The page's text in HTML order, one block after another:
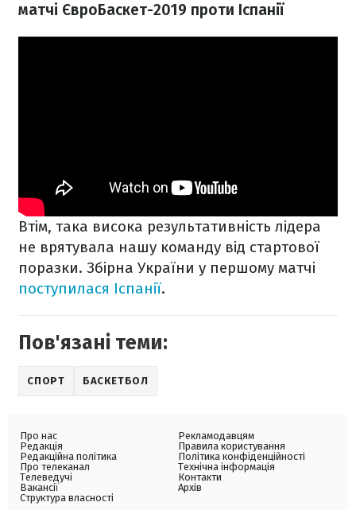
матчі ЄвроБаскет-2019 проти Іспанії
Втім, така висока результативність лідера
не врятувала нашу команду від стартової
поразки. Збірна України у першому матчі
поступилася Іспанії.
Пов'язані теми:
СПОРТ БАСКЕТБОЛ
Про нас
Редакція
Редакційна політика
Про телеканал
Телеведучі
Вакансії
Структура власності
Рекламодавцям
Правила користування
Політика конфіденційності
Технічна інформація
Контакти
Архів